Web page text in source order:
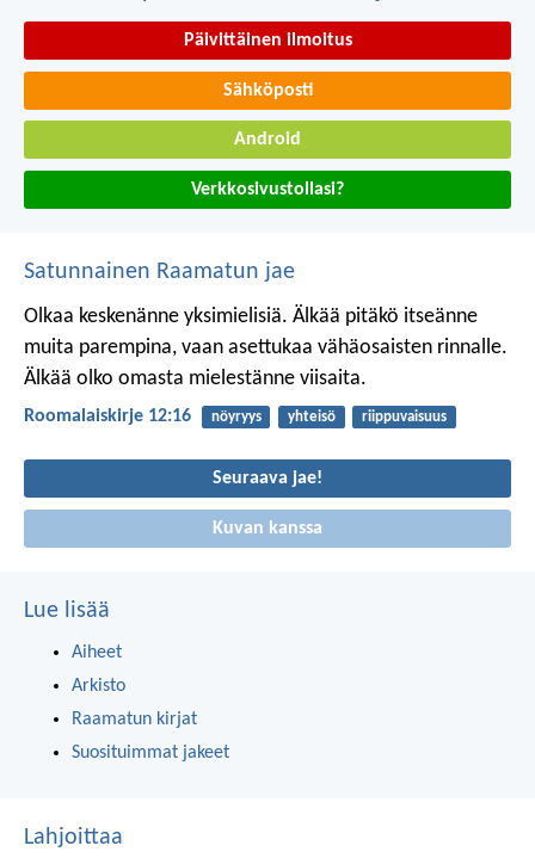
Päivittäinen ilmoitus
Sähköposti
Android
Verkkosivustollasi?
Satunnainen Raamatun jae
Olkaa keskenänne yksimielisiä. Älkää pitäkö itseänne
muita parempina, vaan asettukaa vähäosaisten rinnalle.
Älkää olko omasta mielestänne viisaita.
Roomalaiskirje 12:16 nöyryys yhteisö riippuvaisuus
Seuraava jae!
Kuvan kanssa
Lue lisää
Aiheet
Arkisto
Raamatun kirjat
Suosituimmat jakeet
Lahjoittaa